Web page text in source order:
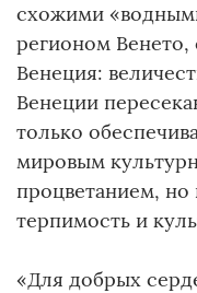
схожими
регионом Венето,
Венеция:
Венеции
только
мировым
процветанием, но
терпимость и
«Для добрых